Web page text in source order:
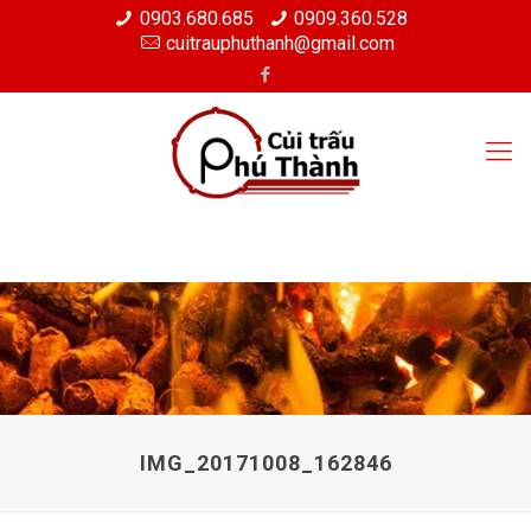
0903.680.685
0909.360.528
cuitrauphuthanh@gmail.com
IMG_20171008_162846